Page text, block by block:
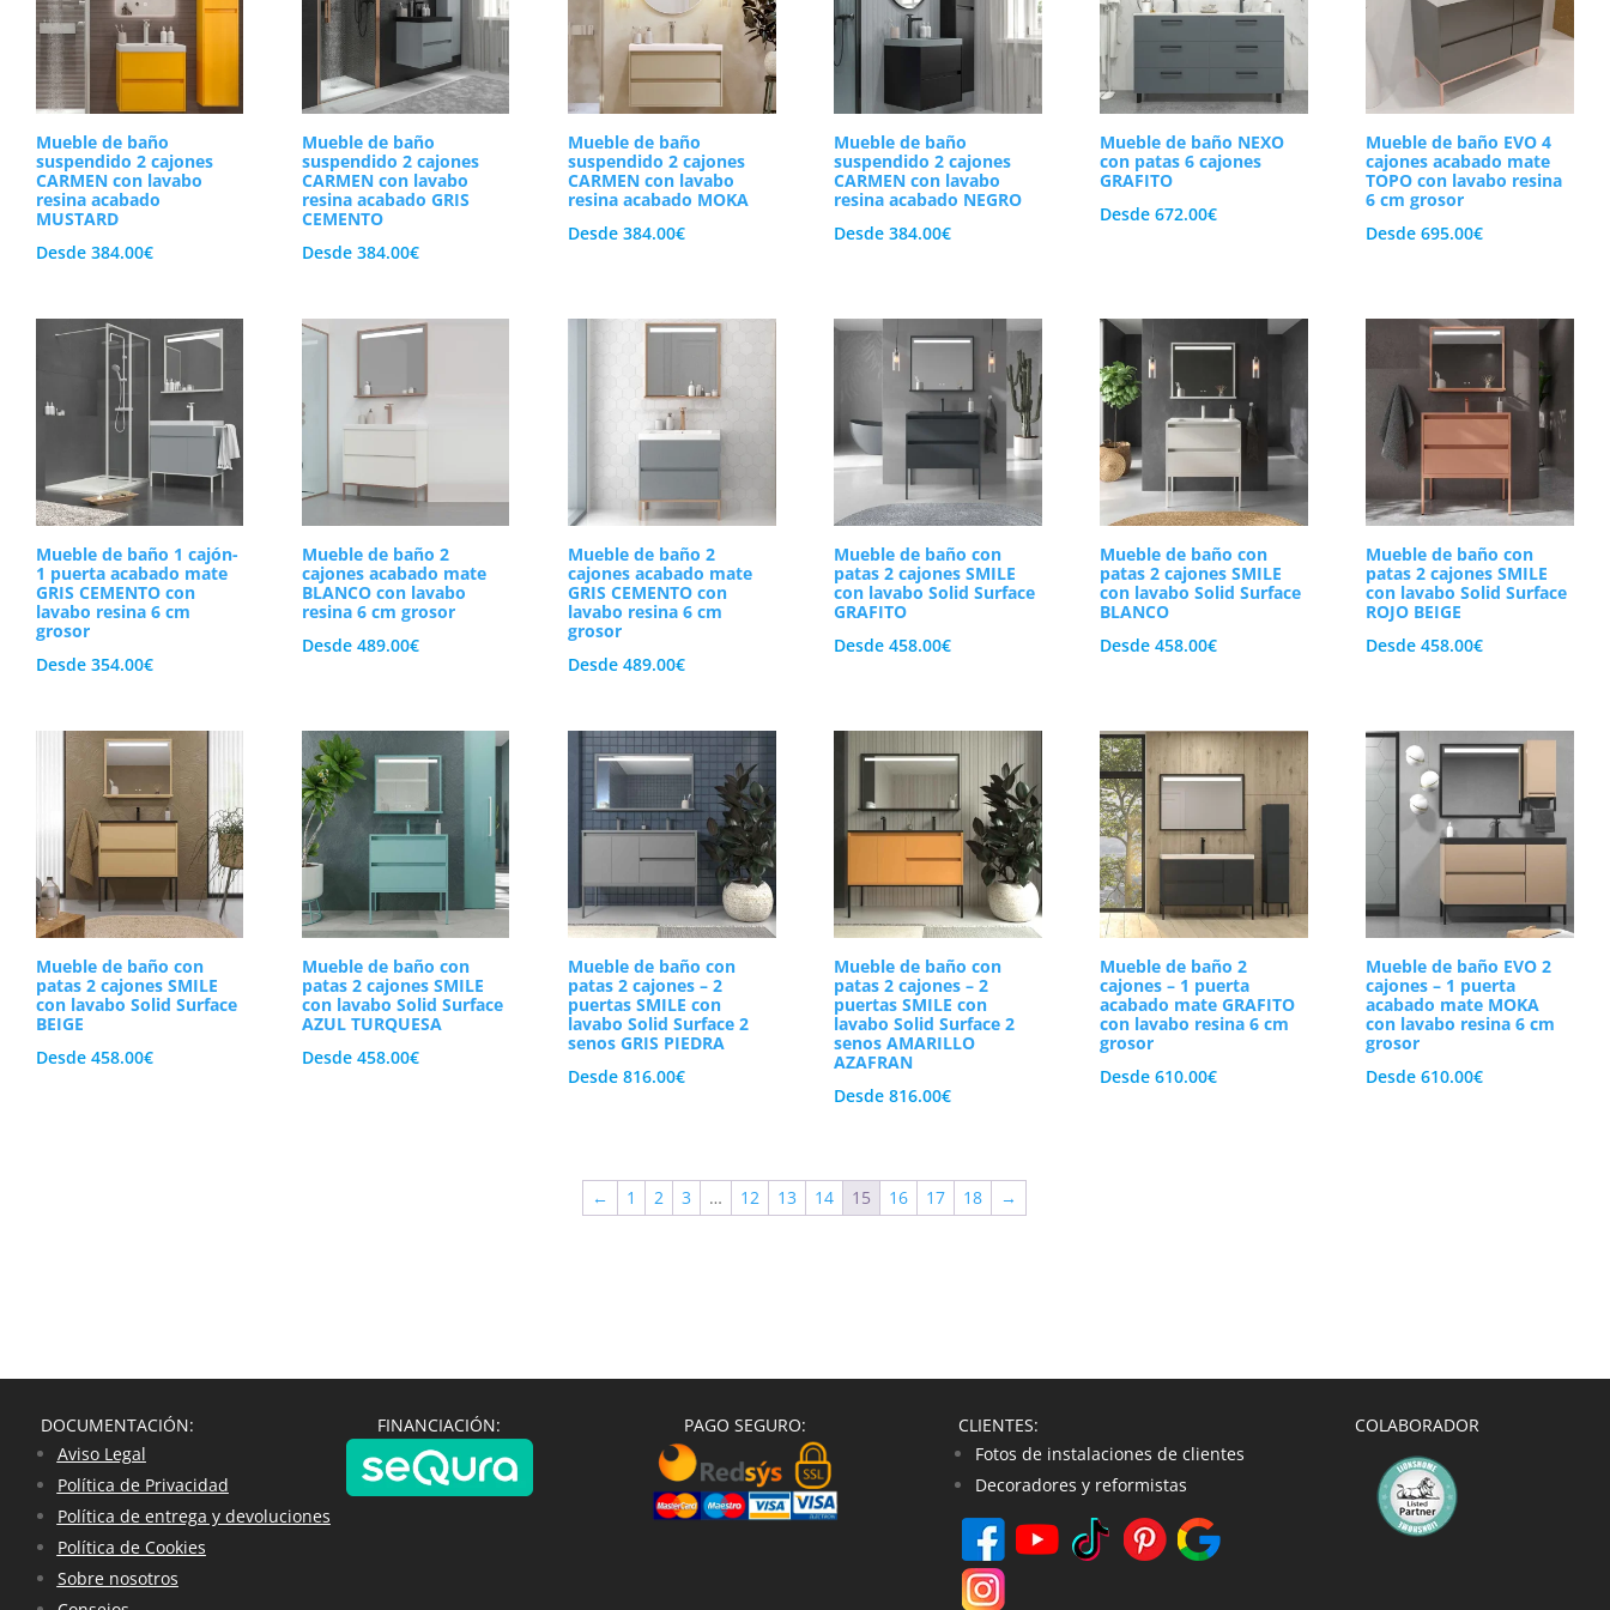
Mueble de baño
suspendido 2 cajones
CARMEN con lavabo
resina acabado
MUSTARD
Desde384.00€
Mueble de baño
suspendido 2 cajones
CARMEN con lavabo
resina acabado GRIS
CEMENTO
Desde384.00€
Mueble de baño
suspendido 2 cajones
CARMEN con lavabo
resina acabado MOKA
Desde384.00€
Mueble de baño
suspendido 2 cajones
CARMEN con lavabo
resina acabado NEGRO
Desde384.00€
Mueble de baño NEXO
con patas 6 cajones
GRAFITO
Desde672.00€
Mueble de baño EVO 4
cajones acabado mate
TOPO con lavabo resina
6 cm grosor
Desde695.00€
Mueble de baño 1 cajón-
1 puerta acabado mate
GRIS CEMENTO con
lavabo resina 6 cm
grosor
Desde354.00€
Mueble de baño 2
cajones acabado mate
BLANCO con lavabo
resina 6 cm grosor
Desde489.00€
Mueble de baño 2
cajones acabado mate
GRIS CEMENTO con
lavabo resina 6 cm
grosor
Desde489.00€
Mueble de baño con
patas 2 cajones SMILE
con lavabo Solid Surface
GRAFITO
Desde458.00€
Mueble de baño con
patas 2 cajones SMILE
con lavabo Solid Surface
BLANCO
Desde458.00€
Mueble de baño con
patas 2 cajones SMILE
con lavabo Solid Surface
ROJO BEIGE
Desde458.00€
Mueble de baño con
patas 2 cajones SMILE
con lavabo Solid Surface
BEIGE
Desde458.00€
Mueble de baño con
patas 2 cajones SMILE
con lavabo Solid Surface
AZUL TURQUESA
Desde458.00€
Mueble de baño con
patas 2 cajones – 2
puertas SMILE con
lavabo Solid Surface 2
senos GRIS PIEDRA
Desde816.00€
Mueble de baño con
patas 2 cajones – 2
puertas SMILE con
lavabo Solid Surface 2
senos AMARILLO
AZAFRAN
Desde816.00€
Mueble de baño 2
cajones – 1 puerta
acabado mate GRAFITO
con lavabo resina 6 cm
grosor
Desde610.00€
Mueble de baño EVO 2
cajones – 1 puerta
acabado mate MOKA
con lavabo resina 6 cm
grosor
Desde610.00€
← 1 2 3 … 12 13 14 15 16 17 18 →
DOCUMENTACIÓN:
Aviso Legal
Política de Privacidad
Política de entrega y devoluciones
Política de Cookies
Sobre nosotros
FINANCIACIÓN: PAGO SEGURO:
CLIENTES:
Fotos de instalaciones de clientes
Decoradores y reformistas
COLABORADOR